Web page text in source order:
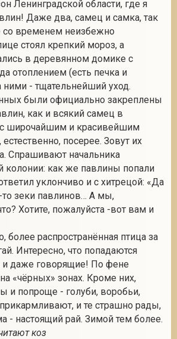
Ленинградской области, где я
Даже два, самец и самка, так
со временем неизбежно
стоял крепкий мороз, а
в деревянном домике с
отоплением (есть печка и
ними - тщательнейший уход.
были официально закреплены
как и всякий самец в
с широчайшим и красивейшим
посерее. Зовут их
Спрашивают начальника
колонии: как же павлины попали
уклончиво и с хитрецой: «Да
то зеки павлинов… А мы,
Хотите, пожалуйста -вот вам и
более распространённая птица за
Интересно, что попадаются
даже говорящие! По фене
«чёрных» зонах. Кроме них,
и попроще - голуби, воробьи,
и те страшно рады,
- настоящий рай. Зимой тем более.
коз